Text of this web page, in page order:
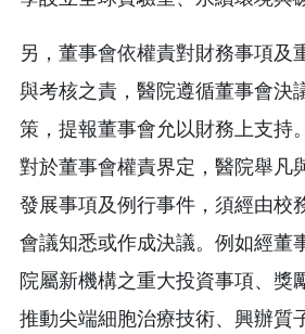
另，董事會依權責對財務事項及
與考核之責，醫院遵循董事會決
策，提報董事會允以財務上支持
對於董事會權責界定，醫院舉凡
發展事項及例行事件，須經由校
會議知悉或作成決議。例如經董
院屬新機構之重大投資事項、獎
推動尖端細胞治療技術、興辦質